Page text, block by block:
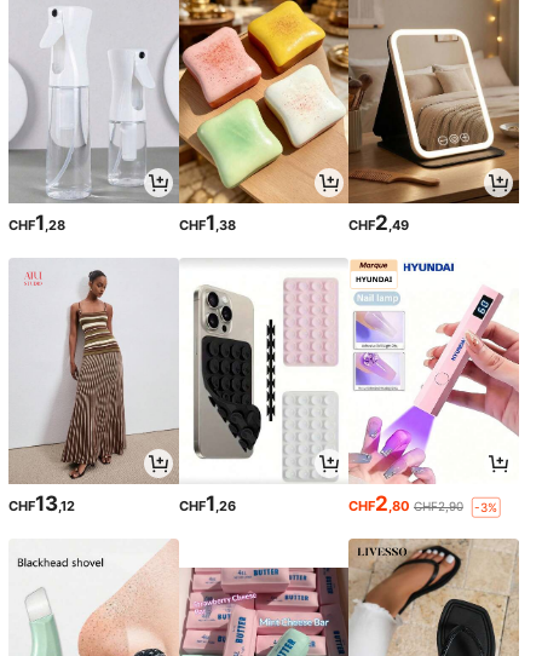
CHF1,28 CHF1,38 CHF2,49
CHF13,12 CHF1,26 CHF2,80 CHF2,90 -3%